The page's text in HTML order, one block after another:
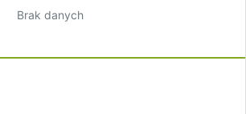
Brak danych